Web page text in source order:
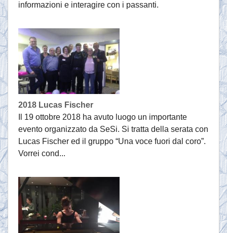
informazioni e interagire con i passanti.
2018 Lucas Fischer
Il 19 ottobre 2018 ha avuto luogo un importante
evento organizzato da SeSi. Si tratta della serata con
Lucas Fischer ed il gruppo “Una voce fuori dal coro”.
Vorrei cond...